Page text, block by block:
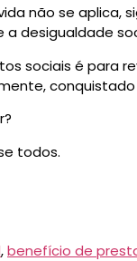
não se aplica,
desigualdade
sociais é para
todos.
,benefício de